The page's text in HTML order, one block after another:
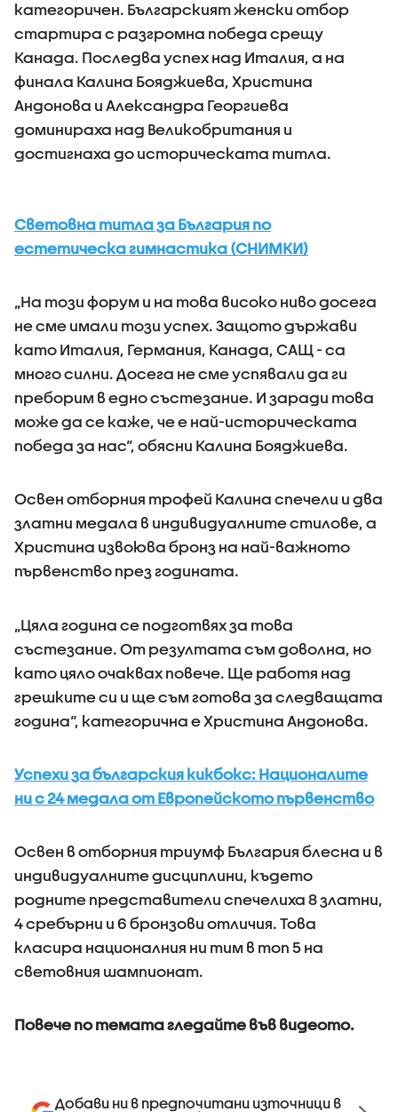
категоричен. Българският женски отбор
стартира с разгромна победа срещу
Канада. Последва успех над Италия, а на
финала Калина Бояджиева, Христина
Андонова и Александра Георгиева
доминираха над Великобритания и
достигнаха до историческата титла.
Световна титла за България по
естетическа гимнастика (СНИМКИ)
„На този форум и на това високо ниво досега
не сме имали този успех. Защото държави
като Италия, Германия, Канада, САЩ - са
много силни. Досега не сме успявали да ги
преборим в едно състезание. И заради това
може да се каже, че е най-историческата
победа за нас“, обясни Калина Бояджиева.
Освен отборния трофей Калина спечели и два
златни медала в индивидуалните стилове, а
Христина извоюва бронз на най-важното
първенство през годината.
„Цяла година се подготвях за това
състезание. От резултата съм доволна, но
като цяло очаквах повече. Ще работя над
грешките си и ще съм готова за следващата
година“, категорична е Христина Андонова.
Успехи за българския кикбокс: Националите
ни с 24 медала от Европейското първенство
Освен в отборния триумф България блесна и в
индивидуалните дисциплини, където
родните представители спечелиха 8 златни,
4 сребърни и 6 бронзови отличия. Това
класира националния ни тим в топ 5 на
световния шампионат.
Повече по темата гледайте във видеото.
Добави ни в предпочитани източници в